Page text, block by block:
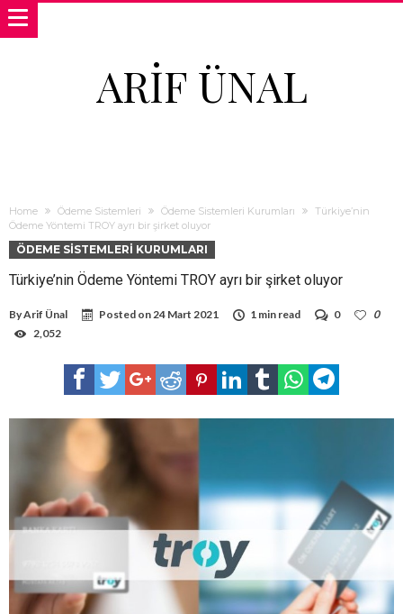
ARIF ÜNAL
Home Ödeme Sistemleri Ödeme Sistemleri Kurumları
Türkiye’nin
Ödeme Yöntemi TROY ayrı bir şirket oluyor
ÖDEME SISTEMLERI KURUMLARI
Türkiye’nin Ödeme Yöntemi TROY ayrı bir şirket oluyor
ByArif Ünal Posted on24 Mart 2021 1 min read 0
0
2,052